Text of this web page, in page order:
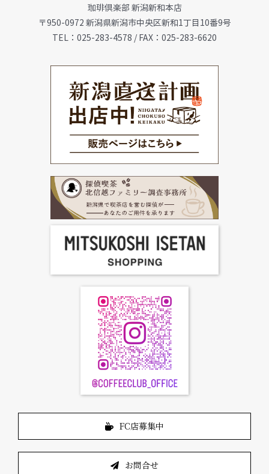
珈琲豆・特選ギフト
FC加盟店募集
珈琲倶楽部 新潟新和本店
〒950-0972 新潟県新潟市中央区新和1丁目10番9号
TEL：025-283-4578 / FAX：025-283-6620
FC店募集中
お問合せ